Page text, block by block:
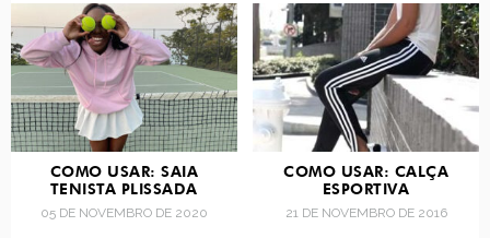
COMO USAR: SAIA
TENISTA PLISSADA
05 DE NOVEMBRO DE 2020
COMO USAR: CALÇA
ESPORTIVA
21 DE NOVEMBRO DE 2016